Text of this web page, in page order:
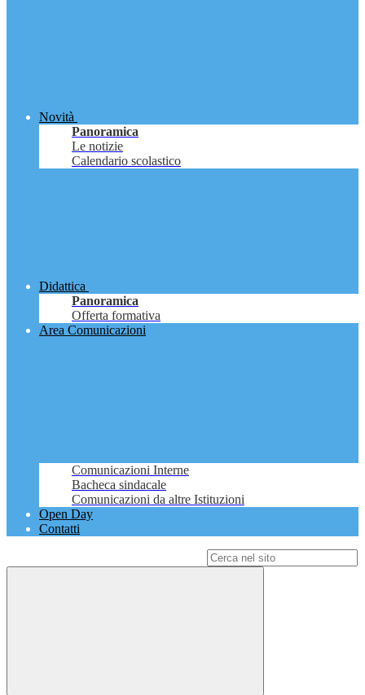
Novità
Panoramica
Le notizie
Calendario scolastico
Didattica
Panoramica
Offerta formativa
Area Comunicazioni
Comunicazioni Interne
Bacheca sindacale
Comunicazioni da altre Istituzioni
Open Day
Contatti